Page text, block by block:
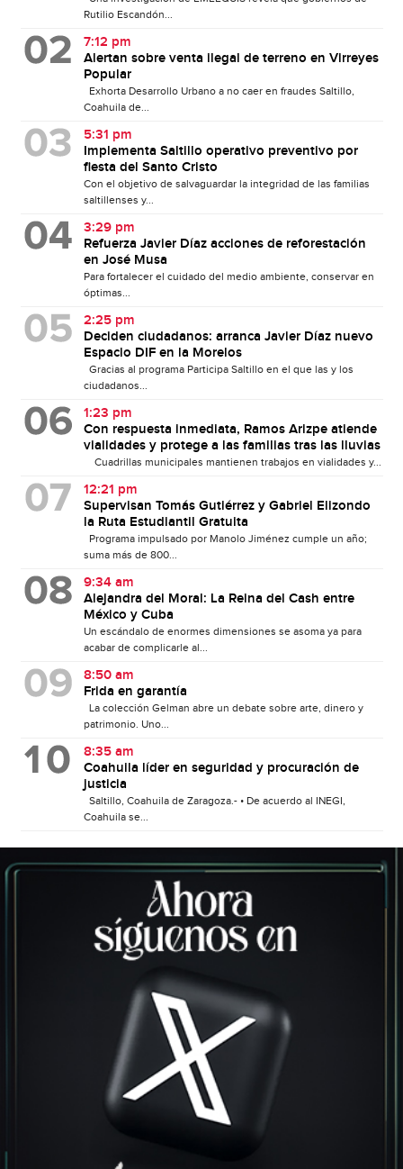
Rutilio Escandón...
7:12 pm
Alertan sobre venta ilegal de terreno en Virreyes
Popular
Exhorta Desarrollo Urbano a no caer en fraudes Saltillo,
Coahuila de...
5:31 pm
Implementa Saltillo operativo preventivo por
fiesta del Santo Cristo
Con el objetivo de salvaguardar la integridad de las familias
saltillenses y...
3:29 pm
Refuerza Javier Díaz acciones de reforestación
en José Musa
Para fortalecer el cuidado del medio ambiente, conservar en
óptimas...
2:25 pm
Deciden ciudadanos: arranca Javier Díaz nuevo
Espacio DIF en la Morelos
Gracias al programa Participa Saltillo en el que las y los
ciudadanos...
1:23 pm
Con respuesta inmediata, Ramos Arizpe atiende
vialidades y protege a las familias tras las lluvias
Cuadrillas municipales mantienen trabajos en vialidades y...
12:21 pm
Supervisan Tomás Gutiérrez y Gabriel Elizondo
la Ruta Estudiantil Gratuita
Programa impulsado por Manolo Jiménez cumple un año;
suma más de 800...
9:34 am
Alejandra del Moral: La Reina del Cash entre
México y Cuba
Un escándalo de enormes dimensiones se asoma ya para
acabar de complicarle al...
8:50 am
Frida en garantía
La colección Gelman abre un debate sobre arte, dinero y
patrimonio. Uno...
8:35 am
Coahuila líder en seguridad y procuración de
justicia
Saltillo, Coahuila de Zaragoza.- • De acuerdo al INEGI,
Coahuila se...